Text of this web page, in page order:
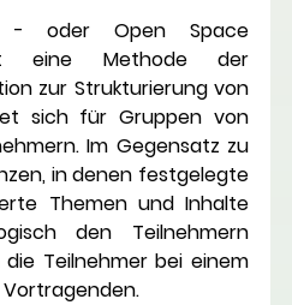
oder Open Space
eine Methode der
zur Strukturierung von
sich für Gruppen von
Im Gegensatz zu
in denen festgelegte
Themen und Inhalte
den Teilnehmern
Teilnehmer bei einem